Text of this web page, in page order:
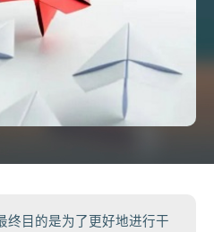
终目的是为了更好地进行干